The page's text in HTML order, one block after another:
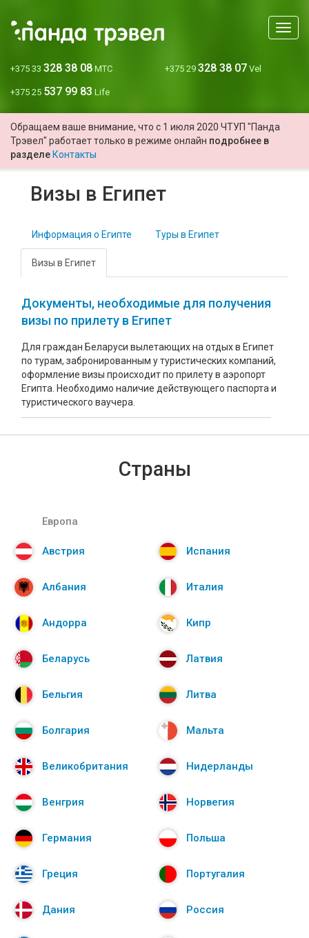
Меню
+375 33 328 38 08 МТС +375 29 328 38 07 Vel
+375 25 537 99 83 Life
Обращаем ваше внимание, что с 1 июля 2020 ЧТУП "Панда
Трэвел" работает только в режиме онлайн подробнее в
разделе Контакты
Визы в Египет
Информация о Египте Туры в Египет
Визы в Египет
Документы, необходимые для получения
визы по прилету в Египет
Для граждан Беларуси вылетающих на отдых в Египет
по турам, забронированным у туристических компаний,
оформление визы происходит по прилету в аэропорт
Египта. Необходимо наличие действующего паспорта и
туристического ваучера.
Страны
Европа
Австрия
Албания
Андорра
Беларусь
Бельгия
Болгария
Великобритания
Венгрия
Германия
Греция
Дания
Испания
Италия
Кипр
Латвия
Литва
Мальта
Нидерланды
Норвегия
Польша
Португалия
Россия